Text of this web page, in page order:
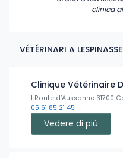
clinica
VÉTÉRINARI A
Clinique Vétérinaire
1 Route d’Aussonne 31700
05 61 85 21 45
Vedere di più